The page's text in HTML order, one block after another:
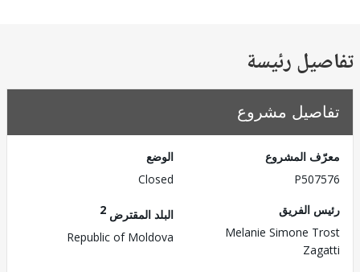
رئيسة
مشروع
المشروع
الفريق
Melanie Simone
البلد المقترض
Republic of Moldova